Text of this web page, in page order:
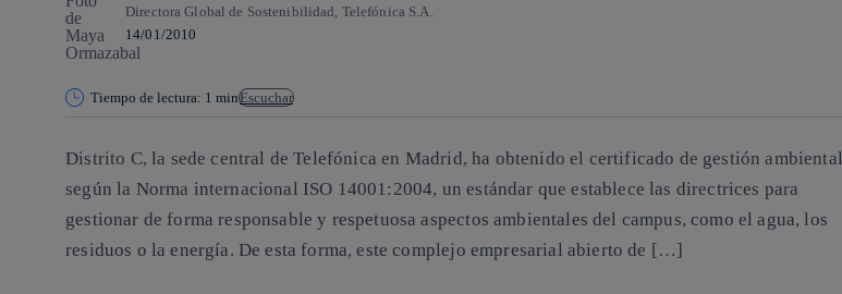
Directora Global de Sostenibilidad, Telefónica S.A.
14/01/2010
Tiempo de lectura: 1 minEscuchar
Distrito C, la sede central de Telefónica en Madrid, ha obtenido el certificado de gestión ambiental
según la Norma internacional ISO 14001:2004, un estándar que establece las directrices para
gestionar de forma responsable y respetuosa aspectos ambientales del campus, como el agua, los
residuos o la energía. De esta forma, este complejo empresarial abierto de […]